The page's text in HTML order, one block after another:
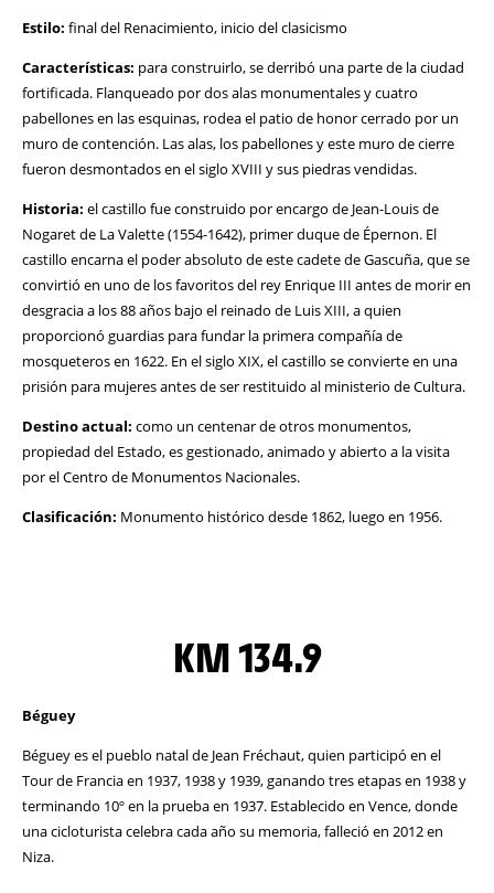
Estilo: final del Renacimiento, inicio del clasicismo
Características: para construirlo, se derribó una parte de la ciudad
fortificada. Flanqueado por dos alas monumentales y cuatro
pabellones en las esquinas, rodea el patio de honor cerrado por un
muro de contención. Las alas, los pabellones y este muro de cierre
fueron desmontados en el siglo XVIII y sus piedras vendidas.
Historia: el castillo fue construido por encargo de Jean-Louis de
Nogaret de La Valette (1554-1642), primer duque de Épernon. El
castillo encarna el poder absoluto de este cadete de Gascuña, que se
convirtió en uno de los favoritos del rey Enrique III antes de morir en
desgracia a los 88 años bajo el reinado de Luis XIII, a quien
proporcionó guardias para fundar la primera compañía de
mosqueteros en 1622. En el siglo XIX, el castillo se convierte en una
prisión para mujeres antes de ser restituido al ministerio de Cultura.
Destino actual: como un centenar de otros monumentos,
propiedad del Estado, es gestionado, animado y abierto a la visita
por el Centro de Monumentos Nacionales.
Clasificación: Monumento histórico desde 1862, luego en 1956.
KM 134.9
Béguey
Béguey es el pueblo natal de Jean Fréchaut, quien participó en el
Tour de Francia en 1937, 1938 y 1939, ganando tres etapas en 1938 y
terminando 10º en la prueba en 1937. Establecido en Vence, donde
una cicloturista celebra cada año su memoria, falleció en 2012 en
Niza.